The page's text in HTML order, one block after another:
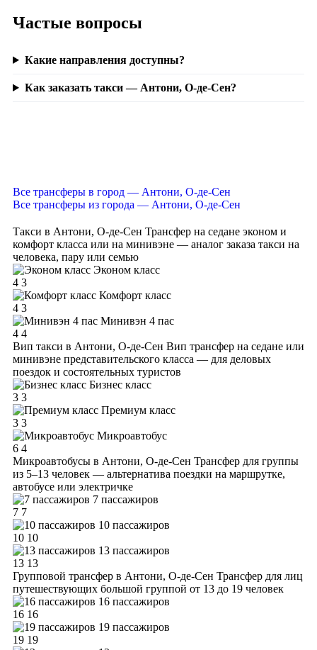
Частые вопросы
Какие направления доступны?
Как заказать такси — Антони, О-де-Сен?
Все трансферы в город — Антони, О-де-Сен
Все трансферы из города — Антони, О-де-Сен
Такси в Антони, О-де-Сен Трансфер на седане эконом и
комфорт класса или на минивэне — аналог заказа такси на
человека, пару или семью
Эконом класс
4 3
Комфорт класс
4 3
Минивэн 4 пас
4 4
Вип такси в Антони, О-де-Сен Вип трансфер на седане или
минивэне представительского класса — для деловых
поездок и состоятельных туристов
Бизнес класс
3 3
Премиум класс
3 3
Микроавтобус
6 4
Микроавтобусы в Антони, О-де-Сен Трансфер для группы
из 5–13 человек — альтернатива поездки на маршрутке,
автобусе или электричке
7 пассажиров
7 7
10 пассажиров
10 10
13 пассажиров
13 13
Групповой трансфер в Антони, О-де-Сен Трансфер для лиц
путешествующих большой группой от 13 до 19 человек
16 пассажиров
16 16
19 пассажиров
19 19